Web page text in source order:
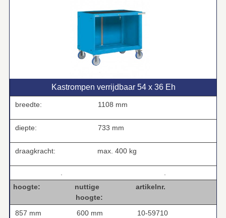
Kastrompen verrijdbaar 54 x 36 Eh
breedte: 1108 mm
diepte: 733 mm
draagkracht: max. 400 kg
.
.
hoogte: nuttige artikelnr.
hoogte:
857 mm
600 mm
10-59710